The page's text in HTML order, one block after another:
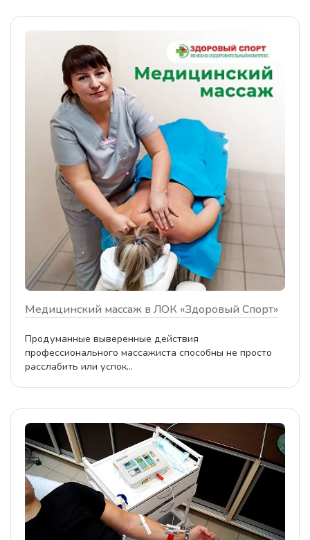
Медицинский массаж в ЛОК «Здоровый Спорт»
Продуманные выверенные действия
профессионального массажиста способны не просто
расслабить или успок...